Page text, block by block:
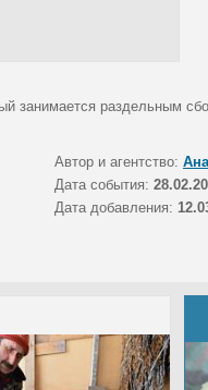
занимается раздельным
Автор и агентство:
Дата события:
Дата добавления: